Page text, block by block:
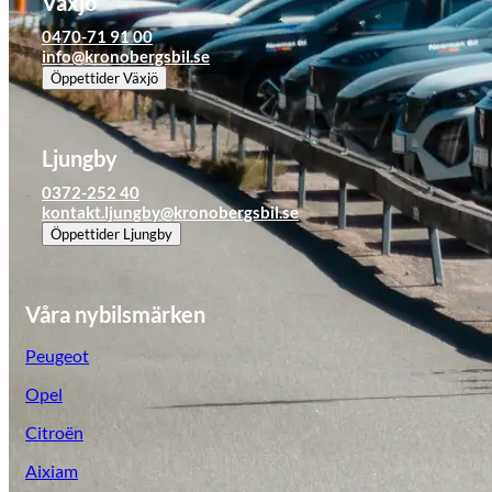
Leapmotor
Tillbehör & reservdelar
0470-71 91 00
info@kronobergsbil.se
ÖppettiderVäxjö
Ljungby
0372-252 40
kontakt.ljungby@kronobergsbil.se
Öppettider Ljungby
Våra nybilsmärken
Peugeot
Opel
Citroën
Aixiam